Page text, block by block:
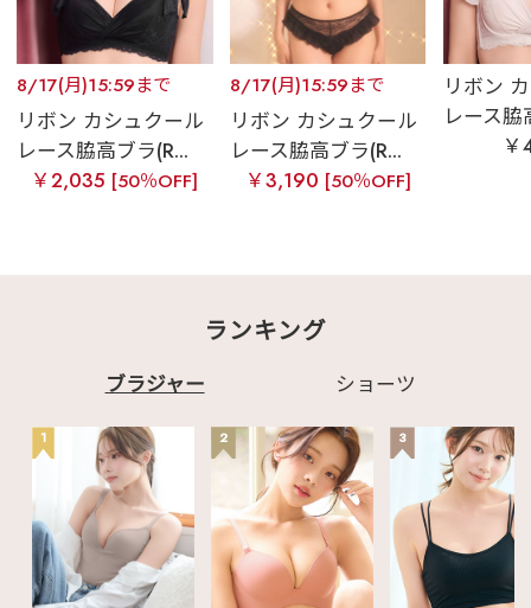
8/17(月)15:59まで
リボン カシュクール
レース脇高ブラ(R...
￥2,035 [50％OFF]
8/17(月)15:59まで
リボン カシュクール
レース脇高ブラ(R...
￥3,190 [50％OFF]
リボン
レース脇
ランキング
ブラジャー ショーツ
1 2 3